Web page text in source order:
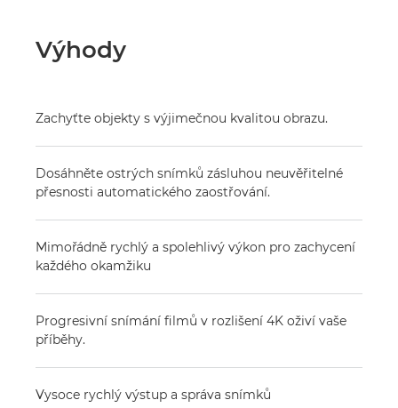
Výhody
Zachyťte objekty s výjimečnou kvalitou obrazu.
Dosáhněte ostrých snímků zásluhou neuvěřitelné
přesnosti automatického zaostřování.
Mimořádně rychlý a spolehlivý výkon pro zachycení
každého okamžiku
Progresivní snímání filmů v rozlišení 4K oživí vaše
příběhy.
Vysoce rychlý výstup a správa snímků